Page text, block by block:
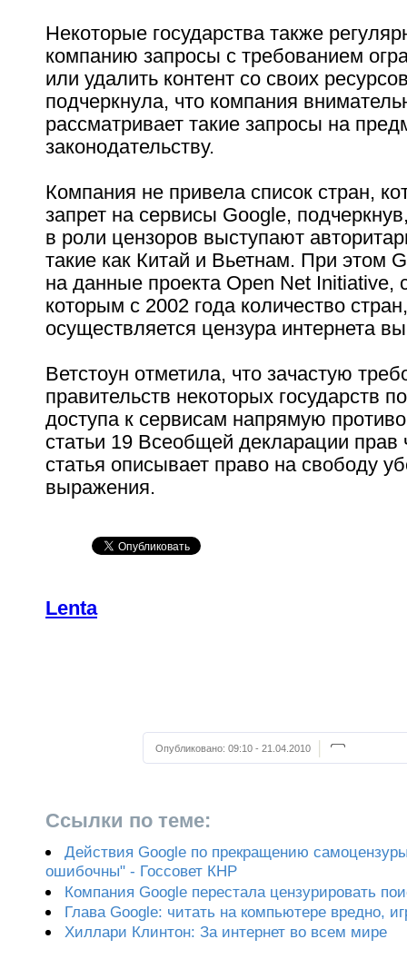
Некоторые государства также
компанию запросы с требованием
или удалить контент со своих
подчеркнула, что компания
рассматривает такие запросы на
законодательству.
Компания не привела список стран,
запрет на сервисы Google,
в роли цензоров выступают
такие как Китай и Вьетнам. При этом
на данные проекта Open Net Initiative,
которым с 2002 года количество
осуществляется цензура интернета
Ветстоун отметила, что зачастую
правительств некоторых государств
доступа к сервисам напрямую
статьи 19 Всеобщей декларации прав
статья описывает право на свободу
выражения.
Lenta
Опубликовано: 09:10 - 21.04.2010
Ссылки по теме:
Действия Google по прекращению
ошибочны" - Госсовет КНР
Компания Google перестала цензурировать
Глава Google: читать на компьютере вредно,
Хиллари Клинтон: За интернет во всем мире